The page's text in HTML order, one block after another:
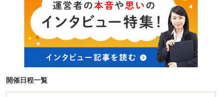
開催日程一覧